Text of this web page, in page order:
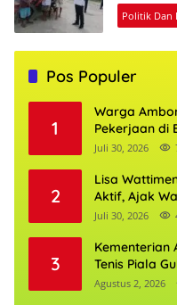
Politik Dan
Pos Populer
1
Warga
Pekerjaan di
Mairuhu
Juli 30, 2026
2
Lisa
Aktif, Ajak
RI dan HUT
Juli 30, 2026
3
Kementerian
Tenis Piala
Agustus 2, 2026